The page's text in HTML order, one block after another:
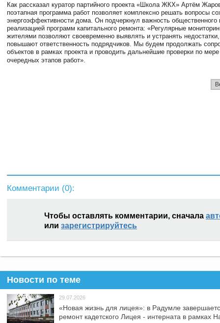
Как рассказал куратор партийного проекта «Школа ЖКХ» Артём
поэтапная программа работ позволяет комплексно решать вопросы
энергоэффективности дома. Он подчеркнул важность общественного
реализацией программ капитального ремонта: «Регулярные
жителями позволяют своевременно выявлять и устранять
повышают ответственность подрядчиков. Мы будем продолжать
объектов в рамках проекта и проводить дальнейшие проверки по
очередных этапов работ».
Комментарии (0):
Чтобы оставлять комментарии, сначала
или зарегистрируйтесь
Новости по теме
29.07.2026
«Новая жизнь для лицея»: в Радумле
ремонт кадетского Лицея - интерната в рамках